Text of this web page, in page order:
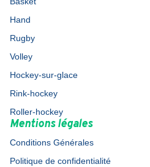
Hand
Rugby
Volley
Hockey-sur-glace
Rink-hockey
Roller-hockey
Mentions légales
Conditions Générales
Politique de confidentialité